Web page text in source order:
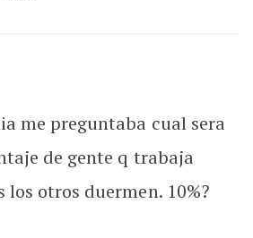
me preguntaba cual sera
de gente q trabaja
los otros duermen. 10%?